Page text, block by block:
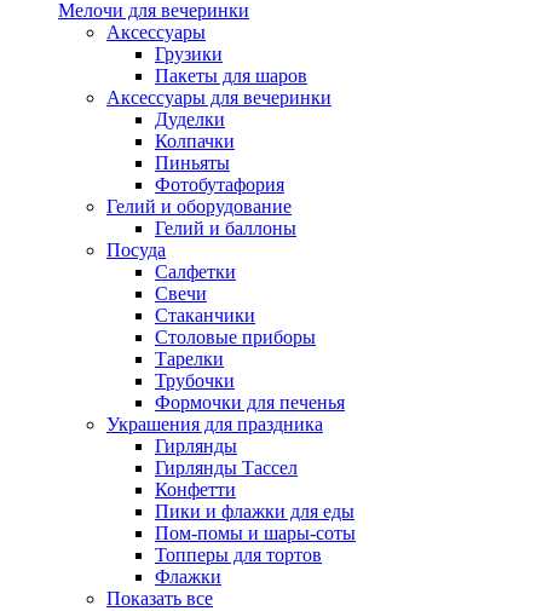
Мелочи для вечеринки
Аксессуары
Грузики
Пакеты для шаров
Аксессуары для вечеринки
Дуделки
Колпачки
Пиньяты
Фотобутафория
Гелий и оборудование
Гелий и баллоны
Посуда
Салфетки
Свечи
Стаканчики
Столовые приборы
Тарелки
Трубочки
Формочки для печенья
Украшения для праздника
Гирлянды
Гирлянды Тассел
Конфетти
Пики и флажки для еды
Пом-помы и шары-соты
Топперы для тортов
Флажки
Показать все